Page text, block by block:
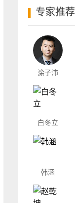
专家推荐
涂子沛
白冬立
韩涵